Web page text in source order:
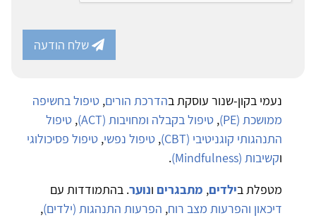
שלח הודעה
נעמי בקון-שנור עוסקת בהדרכת הורים, טיפול בחשיפה
ממושכת (PE)
, טיפול בקבלה ומחויבות (ACT) , טיפול
התנהגותי קוגניטיבי (CBT)
, טיפול נפשי, טיפול פסיכולוגי
וקשיבות (Mindfulness)
.
מטפלת בילדים, מתבגרים ונוער. בהתמודדות עם
דיכאון והפרעות מצב רוח, הפרעות התנהגות (ילדים),